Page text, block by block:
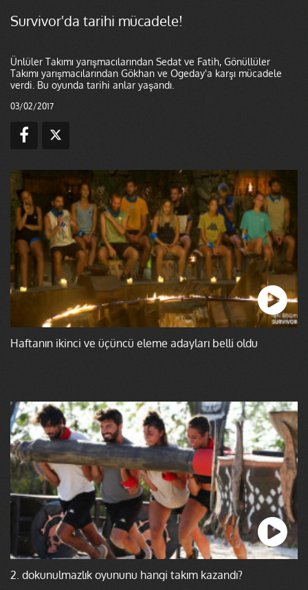
Survivor'da tarihi mücadele!
Ünlüler Takımı yarışmacılarından Sedat ve Fatih, Gönüllüler
Takımı yarışmacılarından Gökhan ve Ogeday'a karşı mücadele
verdi. Bu oyunda tarihi anlar yaşandı.
03/02/2017
Haftanın ikinci ve üçüncü eleme adayları belli oldu
2. dokunulmazlık oyununu hangi takım kazandı?